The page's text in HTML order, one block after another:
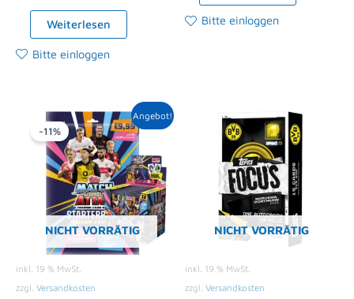
Weiterlesen
Bitte einloggen
Bitte einloggen
Angebot!
NICHT VORRÄTIG
-11%
inkl. 19 % MwSt.
zzgl. Versandkosten
Ursprünglicher
Preis
war:
99,99 €
Aktueller
Preis
ist:
89,49 €.
NICHT VORRÄTIG
inkl. 19 % MwSt.
zzgl. Versandkosten